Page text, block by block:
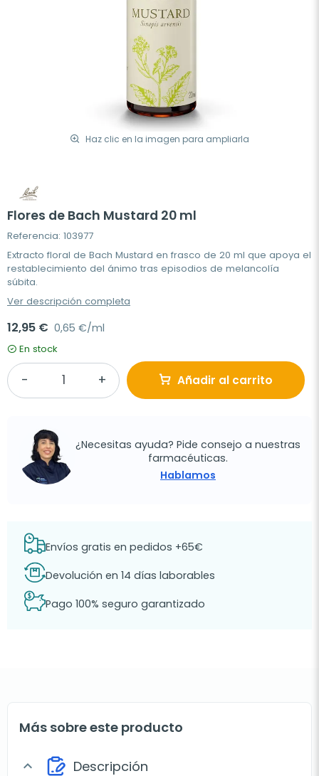
Haz clic en la imagen para ampliarla
Flores de Bach Mustard 20 ml
Referencia: 103977
Extracto floral de Bach Mustard en frasco de 20 ml que apoya el
restablecimiento del ánimo tras episodios de melancolía
súbita.
Ver descripción completa
12,95 € 0,65 €/ml
En stock
Añadir al carrito
¿Necesitas ayuda? Pide consejo a nuestras
farmacéuticas.
Hablamos
Envíos gratis en pedidos +65€
Devolución en 14 días laborables
Pago 100% seguro garantizado
Más sobre este producto
expand_more Descripción